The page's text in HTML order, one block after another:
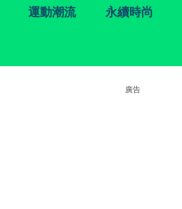
運動潮流 永續時尚
廣告